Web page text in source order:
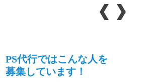
PS代行ではこんな人を
募集しています！